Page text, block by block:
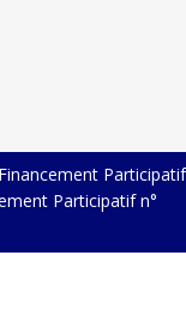
Participatif
Participatif n°